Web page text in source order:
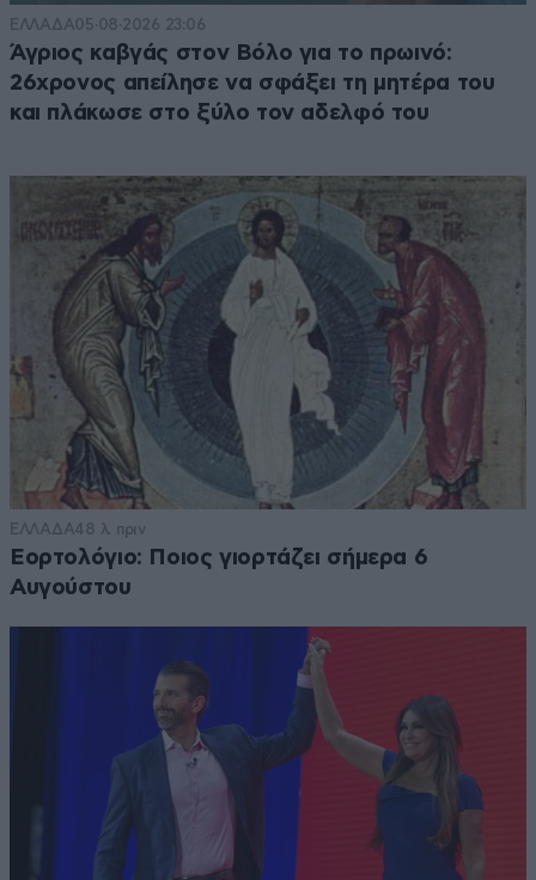
ΕΛΛΑΔΑ05·08·2026 23:06
Άγριος καβγάς στον Βόλο για το πρωινό:
26χρονος απείλησε να σφάξει τη μητέρα του
και πλάκωσε στο ξύλο τον αδελφό του
ΕΛΛΑΔΑ48 λ. πριν
Εορτολόγιο: Ποιος γιορτάζει σήμερα 6
Αυγούστου